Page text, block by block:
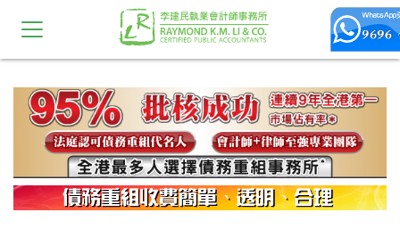
10,11,12,13,14,15,16,17,18,19,20